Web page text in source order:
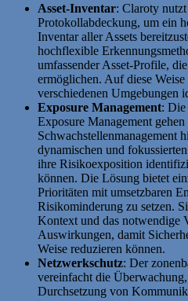
Asset-Inventar: Claroty
Protokollabdeckung, um ein
Inventar aller Assets
hochflexible
umfassender Asset-Profile,
ermöglichen. Auf diese
verschiedenen Umgebungen
Exposure Management:
Exposure Management
Schwachstellenmanagement
dynamischen und
ihre Risikoexposition
können. Die Lösung bietet
Prioritäten mit umsetzbaren
Risikominderung zu setzen.
Kontext und das notwendige
Auswirkungen, damit
Weise reduzieren können.
Netzwerkschutz: Der
vereinfacht die
Durchsetzung von